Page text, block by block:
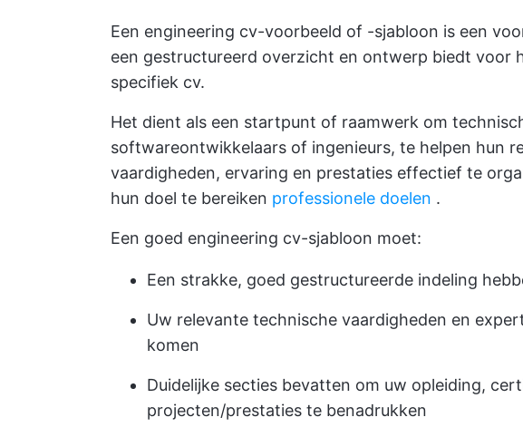
Een engineering cv-voorbeeld of -sjabloon is een
een gestructureerd overzicht en ontwerp biedt voor
specifiek cv.
Het dient als een startpunt of raamwerk om
softwareontwikkelaars of ingenieurs, te helpen hun
vaardigheden, ervaring en prestaties effectief te
hun doel te bereiken professionele doelen .
Een goed engineering cv-sjabloon moet:
Een strakke, goed gestructureerde indeling
Uw relevante technische vaardigheden en
komen
Duidelijke secties bevatten om uw opleiding,
projecten/prestaties te benadrukken